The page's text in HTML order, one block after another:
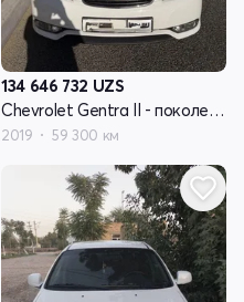
134 646 732 UZS
Chevrolet Gentra II - поколение
2019 59 300 км